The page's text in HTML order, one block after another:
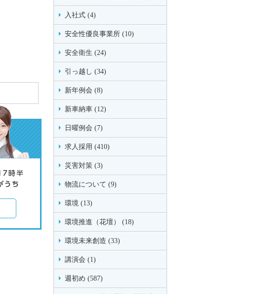
入社式 (4)
安全性優良事業所 (10)
安全衛生 (24)
引っ越し (34)
新年例会 (8)
新車納車 (12)
日曜例会 (7)
求人採用 (410)
災害対策 (3)
物流について (9)
環境 (13)
環境推進（花壇） (18)
環境未来創造 (33)
講演会 (1)
週初め (587)